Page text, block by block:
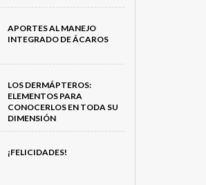
APORTES AL MANEJO
INTEGRADO DE ÁCAROS
LOS DERMÁPTEROS:
ELEMENTOS PARA
CONOCERLOS EN TODA SU
DIMENSIÓN
¡FELICIDADES!